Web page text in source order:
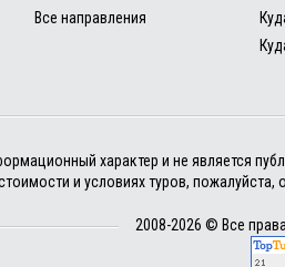
Все направления
характер и не является
и условиях туров,
2008-2026 © Все